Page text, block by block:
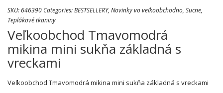
SKU:646390 Categories:BESTSELLERY, Novinky vo veľkoobchodno, Sucne,
Teplákové tkaniny
Veľkoobchod Tmavomodrá
mikina mini sukňa základná s
vreckami
Veľkoobchod Tmavomodrá mikina mini sukňa základná s vreckami